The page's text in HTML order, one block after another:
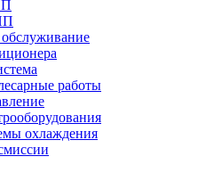
работы
охлаждения